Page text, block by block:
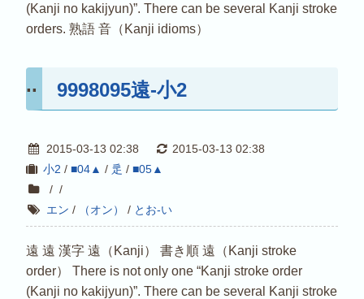
(Kanji no kakijyun)”. There can be several Kanji stroke
orders. 熟語 音（Kanji idioms）
9998095遠-小2
2015-03-13 02:38
2015-03-13 02:38
小2 / ■04▲ / 辵 / ■05▲
/ /
エン / （オン） / とお-い
遠 遠 漢字 遠（Kanji） 書き順 遠（Kanji stroke
order） There is not only one “Kanji stroke order
(Kanji no kakijyun)”. There can be several Kanji stroke